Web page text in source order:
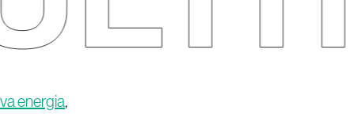
energia,